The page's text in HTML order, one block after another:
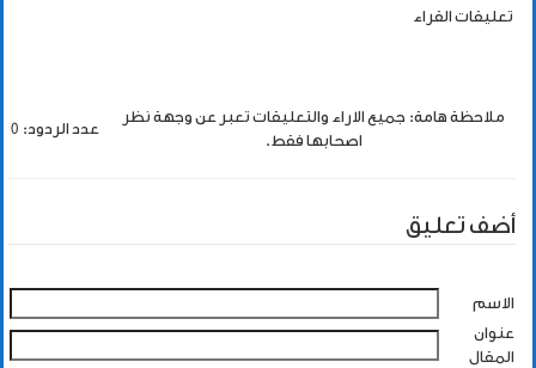
تعليقات القراء
ملاحظة هامة: جميع الاراء والتعليقات تعبر عن وجهة نظر
اصحابها فقط.
عدد الردود: 0
أضف تعليق
الاسم
عنوان
المقال